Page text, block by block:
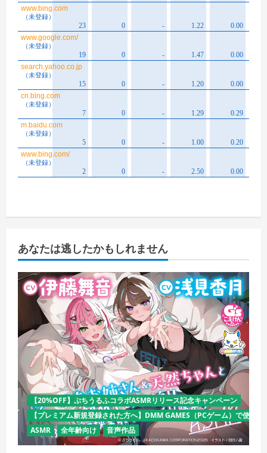
あなたは逃したかもしれません
【20%OFF】ぷちうるふコラボASMRリリース記念キャンペーン
【プレミアム新規登録された方へ】DMM GAMES（PCゲーム）で使え
ASMR
全年齢向け 音声作品